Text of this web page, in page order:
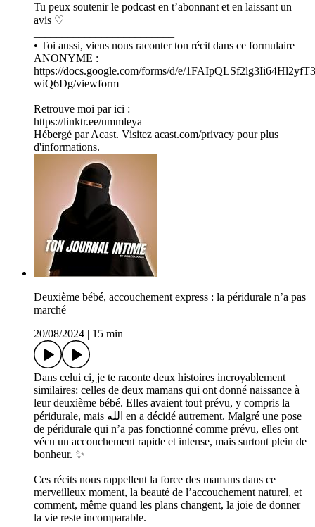
Tu peux soutenir le podcast en t’abonnant et en laissant un
avis ♡
• Toi aussi, viens nous raconter ton récit dans ce formulaire
ANONYME :
https://docs.google.com/forms/d/e/
wiQ6Dg/viewform
Retrouve moi par ici :
https://linktr.ee/ummleya
Hébergé par Acast. Visitez acast.com/privacy pour plus
d'informations.
Deuxième bébé, accouchement express : la péridurale n’a pas
marché
20/08/2024
15 min
Dans celui ci, je te raconte deux histoires incroyablement
similaires: celles de deux mamans qui ont donné naissance à
leur deuxième bébé. Elles avaient tout prévu, y compris la
péridurale, mais الله en a décidé autrement. Malgré une pose
de péridurale qui n’a pas fonctionné comme prévu, elles ont
vécu un accouchement rapide et intense, mais surtout plein de
bonheur. ✨
Ces récits nous rappellent la force des mamans dans ce
merveilleux moment, la beauté de l’accouchement naturel, et
comment, même quand les plans changent, la joie de donner
la vie reste incomparable.